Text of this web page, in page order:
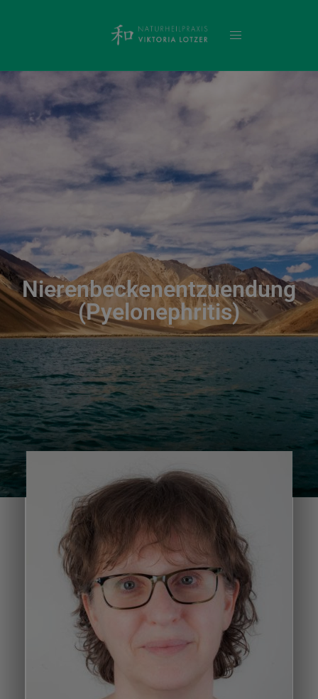
Nierenbeckenentzuendung
(Pyelonephritis)